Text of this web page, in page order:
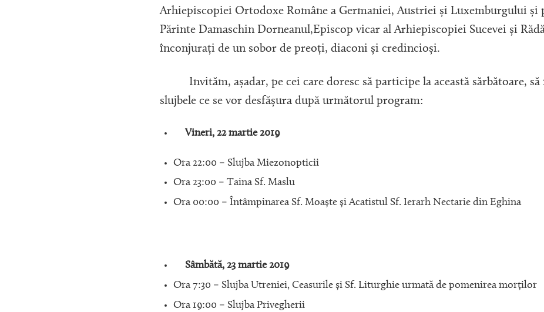
Arhiepiscopiei Ortodoxe Române a Germaniei, Austriei și Luxemburgului și
Părinte Damaschin Dorneanul,Episcop vicar al Arhiepiscopiei Sucevei și
înconjurați de un sobor de preoți, diaconi și credincioși.
Invităm, așadar, pe cei care doresc să participe la această sărbătoare, să
slujbele ce se vor desfășura după următorul program:
Vineri, 22 martie 2019
Ora 22:00 – Slujba Miezonopticii
Ora 23:00 – Taina Sf. Maslu
Ora 00:00 – Întâmpinarea Sf. Moaște și Acatistul Sf. Ierarh Nectarie din Eghina
Sâmbătă, 23 martie 2019
Ora 7:30 – Slujba Utreniei, Ceasurile și Sf. Liturghie urmată de pomenirea morților
Ora 19:00 – Slujba Privegherii